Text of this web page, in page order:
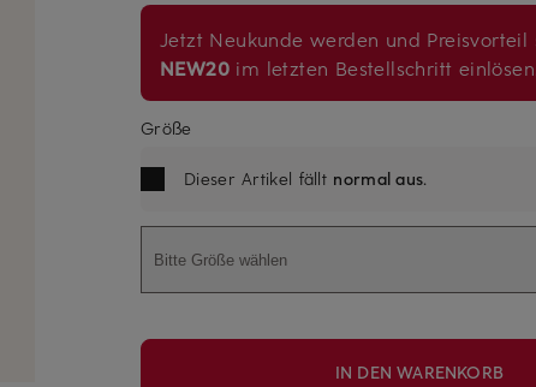
Jetzt Neukunde werden und Preisvorteil
NEW20 im letzten Bestellschritt
Größe
Dieser Artikel fällt normal aus.
Bitte Größe wählen
IN DEN WARENKORB